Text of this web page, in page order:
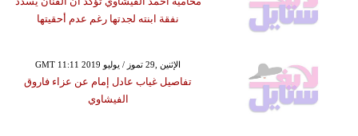
نفقة ابنته لجدتها رغم عدم أحقيتها
GMT 11:11 2019 الإثنين ,29 تموز / يوليو
تفاصيل غياب عادل إمام عن عزاء فاروق
الفيشاوي